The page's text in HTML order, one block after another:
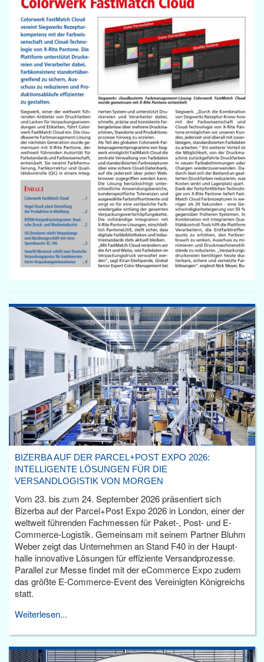
BIZERBA AUF DER PARCEL+POST EXPO 2026:
INTELLIGENTE LÖSUNGEN FÜR DIE
VERSANDLOGISTIK VON MORGEN
Vom 23. bis zum 24. September 2026 präsentiert sich
Bizerba auf der Parcel+Post Expo 2026 in London, einer der
weltweit führenden Fachmessen für Paket-, Post- und E-
Commerce-Logistik. Gemeinsam mit seinem Partner Bluhm
Weber zeigt das Unternehmen an Stand F40 in der Haupt­
halle innovative Lösungen für effiziente Versandprozesse.
Parallel zur Messe findet mit der eCommerce Expo zudem
das größte E-Commerce-Event des Vereinigten Königreichs
statt.
Weiterlesen...